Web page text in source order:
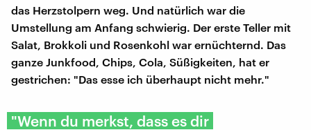
das Herzstolpern weg. Und natürlich war die
Umstellung am Anfang schwierig. Der erste Teller mit
Salat, Brokkoli und Rosenkohl war ernüchternd. Das
ganze Junkfood, Chips, Cola, Süßigkeiten, hat er
gestrichen: "Das esse ich überhaupt nicht mehr."
"Wenn du merkst, dass es dir